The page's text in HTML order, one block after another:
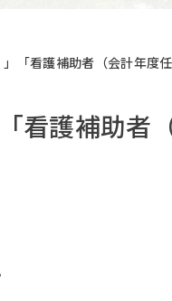
」「看護補助者（会計年度
看護補助